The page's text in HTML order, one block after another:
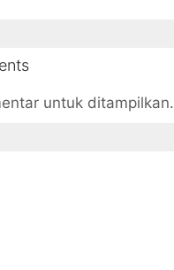
untuk ditampilkan.